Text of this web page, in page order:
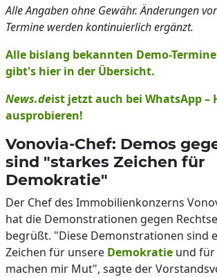
Alle Angaben ohne Gewähr. Änderungen
Termine werden kontinuierlich ergänzt.
Alle bislang bekannten Demo-
gibt's hier in der Übersicht.
News.deist jetzt auch bei WhatsApp –
ausprobieren!
Vonovia-Chef: Demos
sind "starkes Zeichen für
Demokratie"
Der Chef des Immobilienkonzerns
hat die Demonstrationen gegen
begrüßt. "Diese Demonstrationen sind
Zeichen für unsere Demokratie und für
machen mir Mut", sagte der